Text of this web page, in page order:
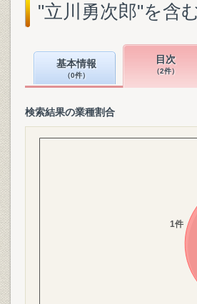
"立川勇次郎"を含
基本情報
（0件）
目次
（2件）
検索結果の業種割合